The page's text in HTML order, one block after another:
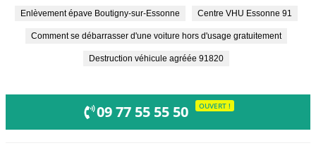
Enlèvement épave Boutigny-sur-Essonne Centre VHU Essonne 91
Comment se débarrasser d'une voiture hors d'usage gratuitement
Destruction véhicule agréée 91820
09 77 55 55 50 OUVERT !